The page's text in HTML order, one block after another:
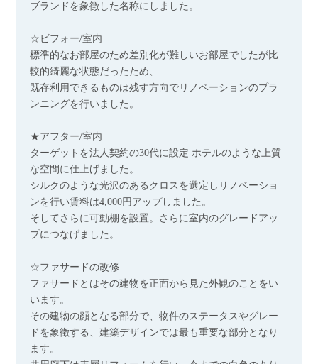
ブランドを象徴した名称にしました。
☆ビフォー/室内
標準的なお部屋のため差別化が難しいお部屋でしたが比
較的綺麗な状態だったため、
既存利用できるものは残す方向でリノベーションのプラ
ンニングを行いました。
★アフター/室内
ターゲットを法人契約の30代に設定 ホテルのような上質
な空間に仕上げました。
シルクのような光沢のあるクロスを選定しリノベーショ
ンを行い賃料は4,000円アップしました。
そしてさらに可動棚を設置。さらに室内のグレードアッ
プにつなげました。
☆ファサードの改修
ファサードとはその建物を正面から見た外観のことをい
います。
その建物の顔となる部分で、物件のステータスやグレー
ドを象徴する、建築デザインでは最も重要な部分となり
ます。